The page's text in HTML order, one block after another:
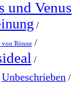
und Venus
/
von Rönne /
/
Unbeschrieben /